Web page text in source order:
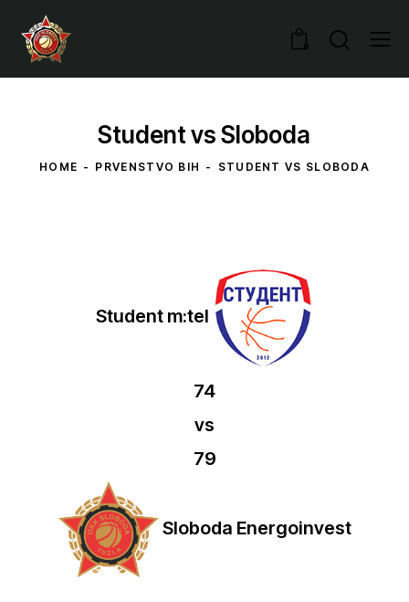
0
Student vs Sloboda
HOME PRVENSTVO BIH STUDENT VS SLOBODA
Student m:tel
74
vs
79
Sloboda Energoinvest